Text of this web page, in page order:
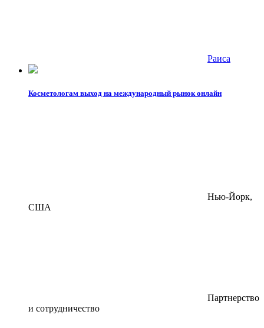
Раиса
Косметологам выход на международный рынок онлайн
Нью-Йорк,
США
Партнерство
и сотрудничество